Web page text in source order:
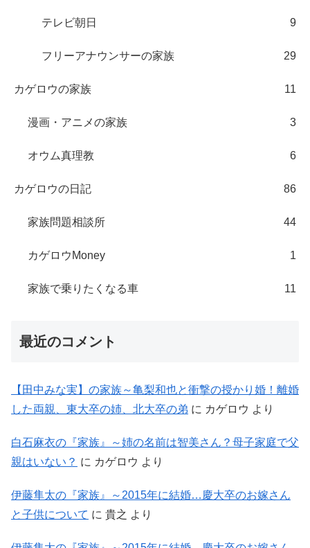
テレビ朝日 9
フリーアナウンサーの家族 29
カゲロウの家族 11
漫画・アニメの家族 3
オウム真理教 6
カゲロウの日記 86
家族問題相談所 44
カゲロウMoney 1
家族で乗りたくなる車 11
最近のコメント
【田中みな実】の家族～亀梨和也と衝撃の授かり婚！離婚
した両親、東大卒の姉、北大卒の弟 に カゲロウ より
白石麻衣の『家族』～姉の名前は智美さん？母子家庭で父
親はいない？ に カゲロウ より
伊藤隼太の『家族』～2015年に結婚…慶大卒のお嫁さん
と子供について に 貴之 より